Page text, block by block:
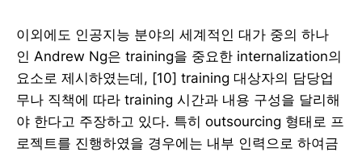
이외에도 인공지능 분야의 세계적인 대가 중의 하나
인 Andrew Ng은 training을 중요한 internalization의
요소로 제시하였는데, [10] training 대상자의 담당업
무나 직책에 따라 training 시간과 내용 구성을 달리해
야 한다고 주장하고 있다. 특히 outsourcing 형태로 프
로젝트를 진행하였을 경우에는 내부 인력으로 하여금